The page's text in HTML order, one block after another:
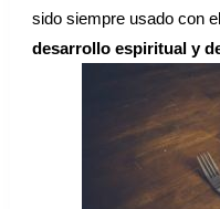
sido siempre usado con el
desarrollo espiritual y